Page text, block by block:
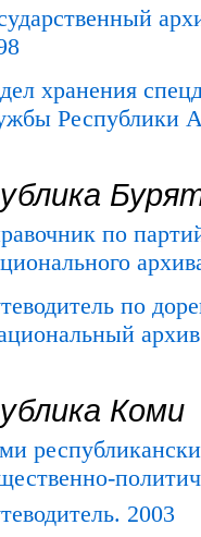
хранения
Республики
по
по
Коми
2003